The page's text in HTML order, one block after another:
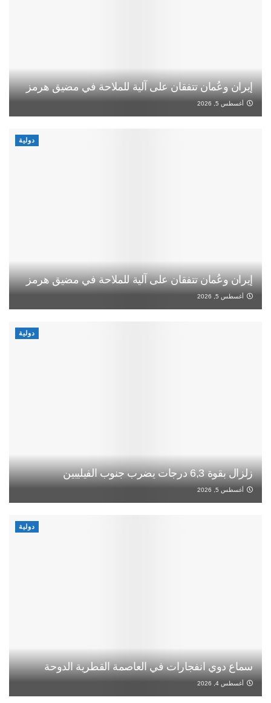
إيران وعُمان تتفقان على آلية للملاحة في مضيق هرمز
أغسطس 5, 2026
دولية
إيران وعُمان تتفقان على آلية للملاحة في مضيق هرمز
أغسطس 5, 2026
دولية
زلزال بقوة 6,3 درجات يضرب جنوب الفيليبين
أغسطس 5, 2026
دولية
سماع دوي انفجارات في العاصمة القطرية الدوحة
أغسطس 4, 2026